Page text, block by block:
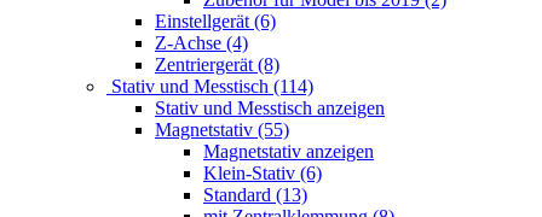
Einstellgerät (6)
Z-Achse (4)
Zentriergerät (8)
Stativ und Messtisch (114)
Stativ und Messtisch anzeigen
Magnetstativ (55)
Magnetstativ anzeigen
Klein-Stativ (6)
Standard (13)